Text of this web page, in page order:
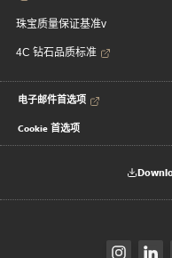
珠宝质量保证基准v
4C 钻石品质标准
电子邮件首选项
Cookie 首选项